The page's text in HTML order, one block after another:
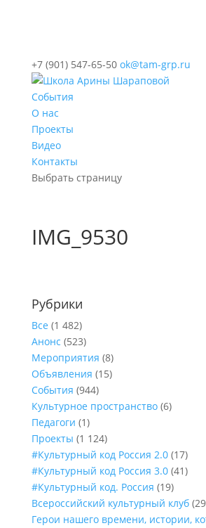
+7 (901) 547-65-50 ok@tam-grp.ru
События
О нас
Проекты
Видео
Контакты
Выбрать страницу
IMG_9530
Рубрики
Все (1 482)
Анонс (523)
Мероприятия (8)
Объявления (15)
События (944)
Культурное пространство(6)
Педагоги (1)
Проекты (1 124)
#Культурный код Россия 2.0(17)
#Культурный код Россия 3.0(41)
#Культурный код. Россия (19)
Всероссийский культурный клуб
Герои нашего времени, истории,